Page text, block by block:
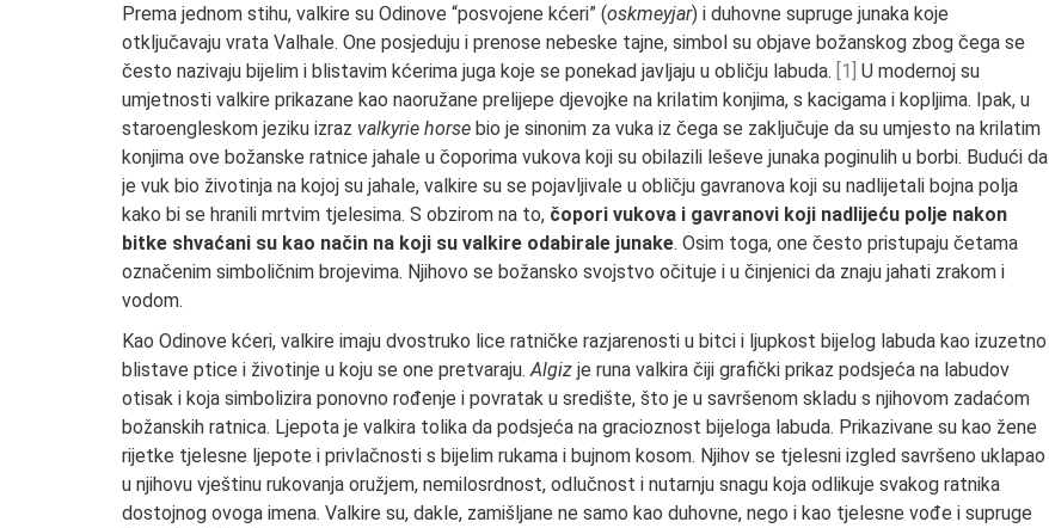
Prema jednom stihu, valkire su Odinove “posvojene kćeri” (oskmeyjar) i duhovne supruge junaka koje
otključavaju vrata Valhale. One posjeduju i prenose nebeske tajne, simbol su objave božanskog zbog čega se
često nazivaju bijelim i blistavim kćerima juga koje se ponekad javljaju u obličju labuda. [1] U modernoj su
umjetnosti valkire prikazane kao naoružane prelijepe djevojke na krilatim konjima, s kacigama i kopljima. Ipak, u
staroengleskom jeziku izraz valkyrie horse bio je sinonim za vuka iz čega se zaključuje da su umjesto na krilatim
konjima ove božanske ratnice jahale u čoporima vukova koji su obilazili leševe junaka poginulih u borbi. Budući da
je vuk bio životinja na kojoj su jahale, valkire su se pojavljivale u obličju gavranova koji su nadlijetali bojna polja
kako bi se hranili mrtvim tjelesima. S obzirom na to, čopori vukova i gavranovi koji nadlijeću polje nakon
bitke shvaćani su kao način na koji su valkire odabirale junake. Osim toga, one često pristupaju četama
označenim simboličnim brojevima. Njihovo se božansko svojstvo očituje i u činjenici da znaju jahati zrakom i
vodom.
Kao Odinove kćeri, valkire imaju dvostruko lice ratničke razjarenosti u bitci i ljupkost bijelog labuda kao izuzetno
blistave ptice i životinje u koju se one pretvaraju. Algiz je runa valkira čiji grafički prikaz podsjeća na labudov
otisak i koja simbolizira ponovno rođenje i povratak u središte, što je u savršenom skladu s njihovom zadaćom
božanskih ratnica. Ljepota je valkira tolika da podsjeća na gracioznost bijeloga labuda. Prikazivane su kao žene
rijetke tjelesne ljepote i privlačnosti s bijelim rukama i bujnom kosom. Njihov se tjelesni izgled savršeno uklapao
u njihovu vještinu rukovanja oružjem, nemilosrdnost, odlučnost i nutarnju snagu koja odlikuje svakog ratnika
dostojnog ovoga imena. Valkire su, dakle, zamišljane ne samo kao duhovne, nego i kao tjelesne vođe i supruge